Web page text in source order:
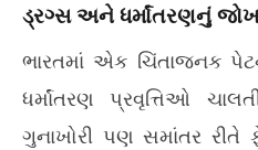
ડ્રગ્સ અને ધર્માંતરણનું
ભારતમાં એક ચિંતાજનક
ધર્માંતરણ પ્રવૃત્તિઓ
ગુનાખોરી પણ સમાંતર